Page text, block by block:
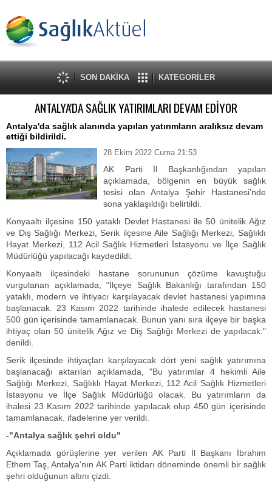
SON DAKİKA KATEGORİLER
ANTALYA'DA SAĞLIK YATIRIMLARI DEVAM EDİYOR
Antalya'da sağlık alanında yapılan yatırımların aralıksız devam
ettiği bildirildi.
28 Ekim 2022 Cuma 21:53
AK Parti İl Başkanlığından yapılan
açıklamada, bölgenin en büyük sağlık
tesisi olan Antalya Şehir Hastanesi’nde
sona yaklaşıldığı belirtildi.
Konyaaltı ilçesine 150 yataklı Devlet Hastanesi ile 50 ünitelik Ağız
ve Diş Sağlığı Merkezi, Serik ilçesine Aile Sağlığı Merkezi, Sağlıklı
Hayat Merkezi, 112 Acil Sağlık Hizmetleri İstasyonu ve İlçe Sağlık
Müdürlüğü yapılacağı kaydedildi.
Konyaaltı ilçesindeki hastane sorununun çözüme kavuştuğu
vurgulanan açıklamada, "İlçeye Sağlık Bakanlığı tarafından 150
yataklı, modern ve ihtiyacı karşılayacak devlet hastanesi yapımına
başlanacak. 23 Kasım 2022 tarihinde ihalede edilecek hastanesi
500 gün içerisinde tamamlanacak. Bunun yanı sıra ilçeye bir başka
ihtiyaç olan 50 ünitelik Ağız ve Diş Sağlığı Merkezi de yapılacak."
denildi.
Serik ilçesinde ihtiyaçları karşılayacak dört yeni sağlık yatırımına
başlanacağı aktarılan açıklamada, "Bu yatırımlar 4 hekimli Aile
Sağlığı Merkezi, Sağlıklı Hayat Merkezi, 112 Acil Sağlık Hizmetleri
İstasyonu ve İlçe Sağlık Müdürlüğü olacak. Bu yatırımların da
ihalesi 23 Kasım 2022 tarihinde yapılacak olup 450 gün içerisinde
tamamlanacak. ifadelerine yer verildi.
-"Antalya sağlık şehri oldu"
Açıklamada görüşlerine yer verilen AK Parti İl Başkanı İbrahim
Ethem Taş, Antalya'nın AK Parti iktidarı döneminde önemli bir sağlık
şehri olduğunun altını çizdi.